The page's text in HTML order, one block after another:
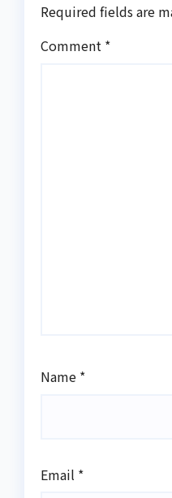
Required fields are
Comment *
Name *
Email *